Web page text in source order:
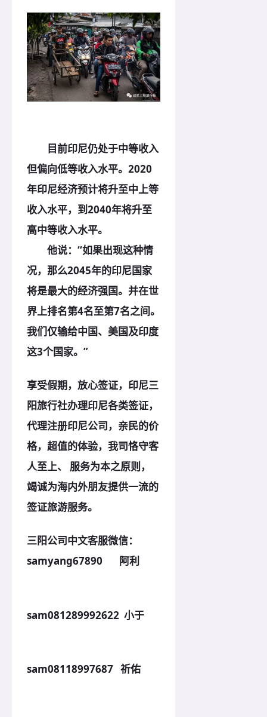
目前印尼仍处于中等收入
但偏向低等收入水平。2020
年印尼经济预计将升至中上等
收入水平，到2040年将升至
高中等收入水平。
他说：“如果出现这种情
况，那么2045年的印尼国家
将是最大的经济强国。并在世
界上排名第4名至第7名之间。
我们仅输给中国、美国及印度
这3个国家。”
享受假期，放心签证，印尼三
阳旅行社办理印尼各类签证，
代理注册印尼公司，亲民的价
格，超值的体验，我司恪守客
人至上、 服务为本之原则，
竭诚为海内外朋友提供一流的
签证旅游服务。
三阳公司中文客服微信：
samyang67890 阿利
sam081289992622 小于
sam08118997687 祈佑